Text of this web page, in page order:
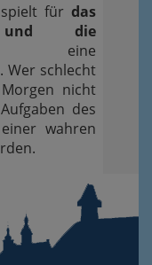
spielt für das
und die
eine
Wer schlecht
nicht
des
wahren